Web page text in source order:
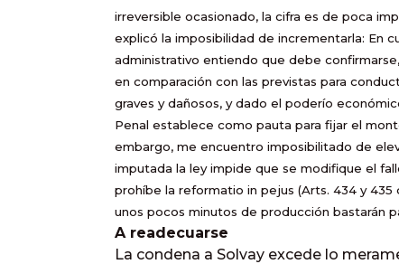
irreversible ocasionado, la cifra es de poca
explicó la imposibilidad de incrementarla: En
administrativo entiendo que debe
en comparación con las previstas para
graves y dañosos, y dado el poderío
Penal establece como pauta para fijar el
embargo, me encuentro imposibilitado de
imputada la ley impide que se modifique el
prohíbe la reformatio in pejus (Arts. 434 y 435
unos pocos minutos de producción bastarán
A readecuarse
La condena a Solvay excede lo